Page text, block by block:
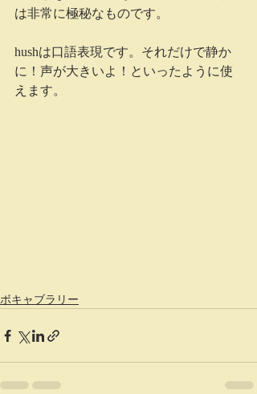
は非常に極秘なものです。
hushは口語表現です。それだけで静か
に！声が大きいよ！といったように使
えます。
ボキャブラリー